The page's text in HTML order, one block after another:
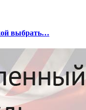
выбрать…